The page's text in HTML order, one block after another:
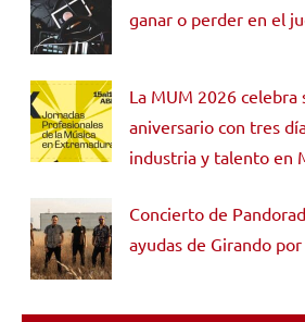
ganar o perder en el
La MUM 2026 celebra
aniversario con tres
industria y talento en
Concierto de
ayudas de Girando por